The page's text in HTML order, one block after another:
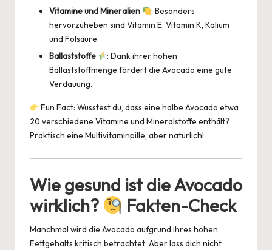
Vitamine und Mineralien
: Besonders
hervorzuheben sind Vitamin E, Vitamin K, Kalium
und Folsäure.
Ballaststoffe
: Dank ihrer hohen
Ballaststoffmenge fördert die Avocado eine gute
Verdauung.
Fun Fact: Wusstest du, dass eine halbe Avocado etwa
20 verschiedene Vitamine und Mineralstoffe enthält?
Praktisch eine Multivitaminpille, aber natürlich!
Wie gesund ist die Avocado
wirklich?
Fakten-Check
Manchmal wird die Avocado aufgrund ihres hohen
Fettgehalts kritisch betrachtet. Aber lass dich nicht